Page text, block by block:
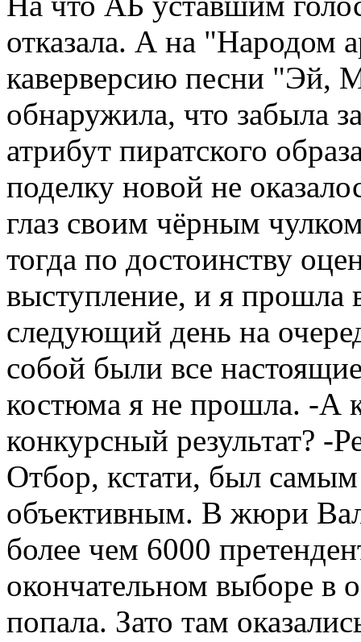
отказала. А на "Народом
каверверсию песни "Эй,
обнаружила, что забыла
атрибут пиратского
поделку новой не
глаз своим чёрным
тогда по достоинству
выступление, и я прошла
следующий день на
собой были все
костюма я не прошла. -А
конкурсный результат? -
Отбор, кстати, был
объективным. В жюри
более чем 6000
окончательном выборе в
попала. Зато там